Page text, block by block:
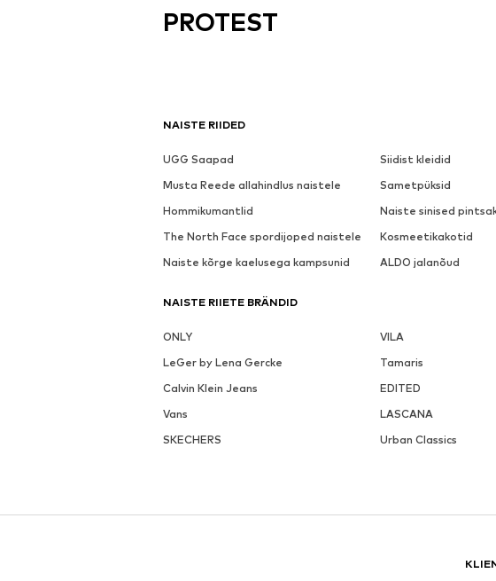
NAISTE RIIDED
UGG Saapad Siidist kleidid
Musta Reede allahindlus naistele
Sametpüksid
Hommikumantlid
Naiste sinised
The North Face spordijoped naistele
Kosmeetikakotid
Naiste kõrge kaelusega kampsunid
ALDO jalanõud
NAISTE RIIETE BRÄNDID
ONLY VILA
LeGer by Lena Gercke
Tamaris
Calvin Klein Jeans
EDITED
Vans
LASCANA
SKECHERS
Urban Classics
PROTEST